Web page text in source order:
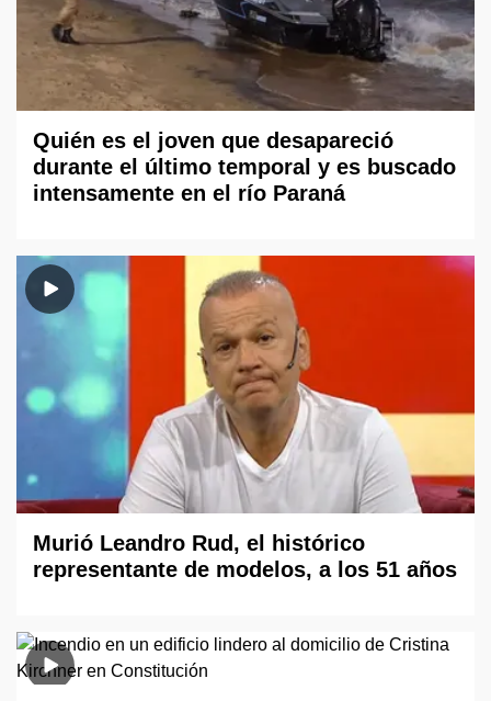
Quién es el joven que desapareció
durante el último temporal y es buscado
intensamente en el río Paraná
Murió Leandro Rud, el histórico
representante de modelos, a los 51 años